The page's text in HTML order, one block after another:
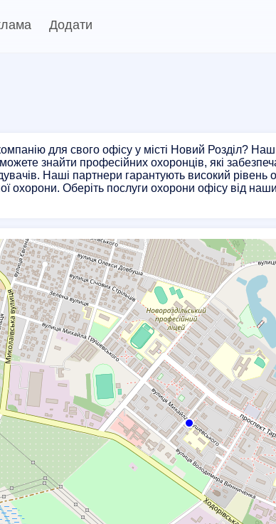
Додати
для свого офісу у місті Новий Розділ?
знайти професійних охоронців, які
Наші партнери гарантують високий рівень
охорони. Оберіть послуги охорони офісу від